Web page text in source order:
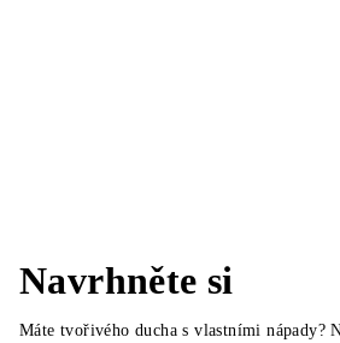
Navrhněte si
Máte tvořivého ducha s vlastními nápady?